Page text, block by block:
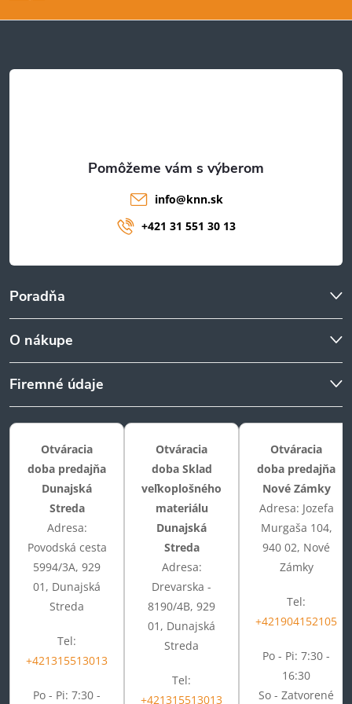
t
Poradňa
O nákupe
Firemné údaje
info@knn.sk
+421 31 551 30 13
Otváracia
doba predajňa
Dunajská
Streda
Adresa:
Povodská cesta
5994/3A, 929
01, Dunajská
Streda
Tel:
+421315513013
Po - Pi: 7:30 -
Otváracia
doba Sklad
veľkoplošného
materiálu
Dunajská
Streda
Adresa:
Drevarska -
8190/4B, 929
01, Dunajská
Streda
Tel:
+421315513013
Otváracia
doba predajňa
Nové Zámky
Adresa: Jozefa
Murgaša 104,
940 02, Nové
Zámky
Tel:
+421904152105
Po - Pi: 7:30 -
16:30
So - Zatvorené